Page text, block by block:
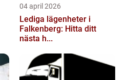
04 april 2026
Lediga lägenheter i
Falkenberg: Hitta ditt
nästa h...